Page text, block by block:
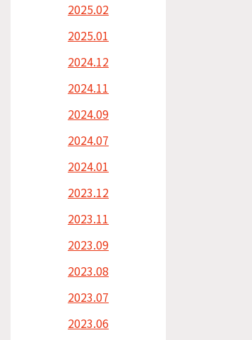
2025.02
2025.01
2024.12
2024.11
2024.09
2024.07
2024.01
2023.12
2023.11
2023.09
2023.08
2023.07
2023.06